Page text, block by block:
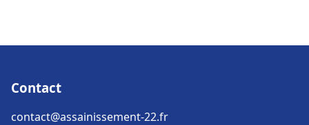
Contact
contact@assainissement-22.fr